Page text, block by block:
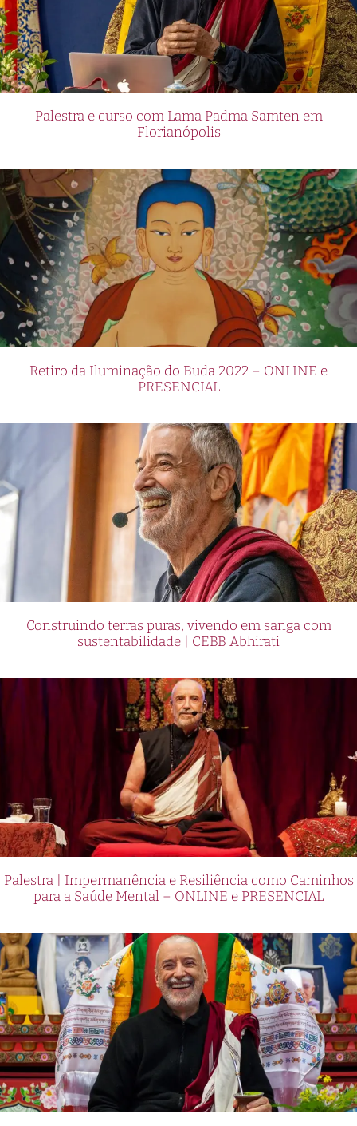
Palestra e curso com Lama Padma Samten em
Florianópolis
Retiro da Iluminação do Buda 2022 – ONLINE e
PRESENCIAL
Construindo terras puras, vivendo em sanga com
sustentabilidade | CEBB Abhirati
Palestra | Impermanência e Resiliência como Caminhos
para a Saúde Mental – ONLINE e PRESENCIAL